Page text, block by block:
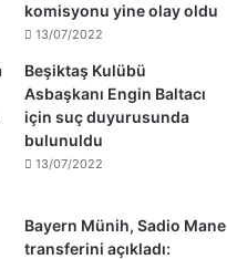
komisyonu yine olay oldu
13/07/2022
Beşiktaş Kulübü
Asbaşkanı Engin Baltacı
için suç duyurusunda
bulunuldu
13/07/2022
Bayern Münih, Sadio Mane
transferini açıkladı: